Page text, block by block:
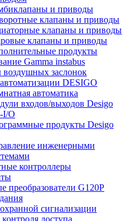
и приводы
клапаны и приводы
клапаны и приводы
клапаны и приводы
продукты
Gamma instabus
заслонок
DESIGO
автоматика
входов/выходов Desigo
I/O
продукты Desigo
инженерными
контроллеры
преобразователи G120P
сигнализации
доступа